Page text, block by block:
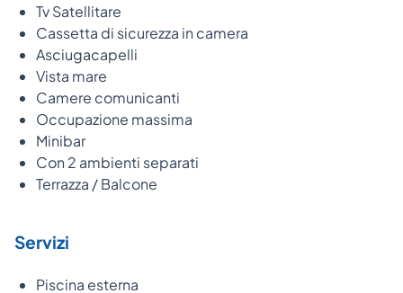
Tv Satellitare
Cassetta di sicurezza in camera
Asciugacapelli
Vista mare
Camere comunicanti
Occupazione massima
Minibar
Con 2 ambienti separati
Terrazza / Balcone
Servizi
Piscina esterna